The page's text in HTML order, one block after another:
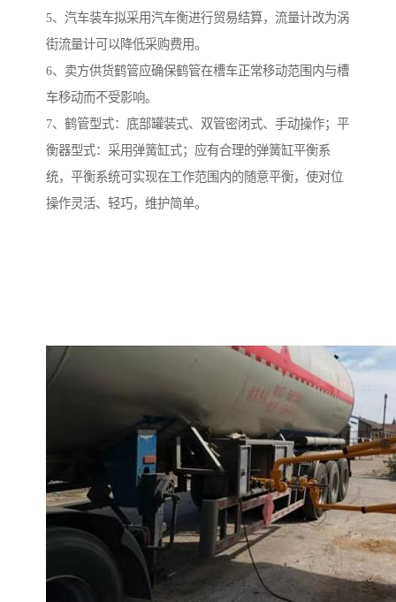
5、汽车装车拟采用汽车衡进行贸易结算，流量计改为涡
街流量计可以降低采购费用。
6、卖方供货鹤管应确保鹤管在槽车正常移动范围内与槽
车移动而不受影响。
7、鹤管型式：底部罐装式、双管密闭式、手动操作；平
衡器型式：采用弹簧缸式；应有合理的弹簧缸平衡系
统，平衡系统可实现在工作范围内的随意平衡，使对位
操作灵活、轻巧，维护简单。